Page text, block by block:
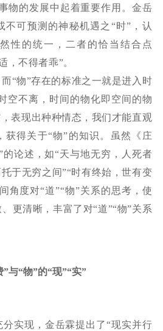
物的发展中起着重要作用。金岳
不可预测的神秘机遇之“时”，认
性的统一，二者的恰当结合点
，不得者乖”。
“物”存在的标准之一就是进入时
空不离，时间的物化即空间的物
表现出种种情态，我们才能直观
获得关于“物”的知识。虽然《庄
的论述，如“天与地无穷，人死者
于无穷之间”“时有终始，世有变
角度对“道”“物”关系的思考，使
更清晰，丰富了对“道”“物”关系
与“物”的“现”“实”
分实现，金岳霖提出了“现实并行